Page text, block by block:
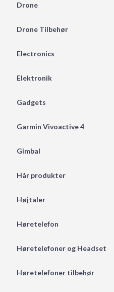
Drone
Drone Tilbehør
Electronics
Elektronik
Gadgets
Garmin Vivoactive 4
Gimbal
Hår produkter
Højtaler
Høretelefon
Høretelefoner og Headset
Høretelefoner tilbehør